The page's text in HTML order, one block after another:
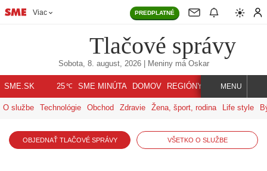
Viac PREDPLATNÉ
Tlačové správy
Sobota, 8. august, 2026| Meniny má Oskar
SME.SK 25℃ SME MINÚTA DOMOV REGIÓNY INDEX SVET
MENU
O službe Technológie Obchod Zdravie Žena, šport, rodina Life style
OBJEDNAŤ TLAČOVÉ SPRÁVY VŠETKO O SLUŽBE